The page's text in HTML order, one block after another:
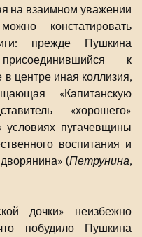
на взаимном уважении
констатировать
прежде Пушкина
к
центре иная коллизия,
«Капитанскую
«хорошего»
условиях пугачевщины
воспитания и
(Петрунина,
дочки» неизбежно
побудило Пушкина